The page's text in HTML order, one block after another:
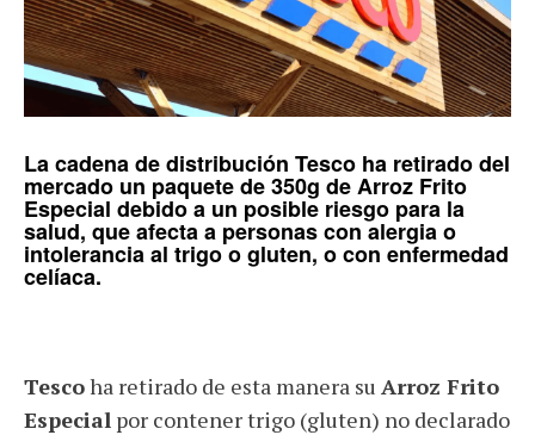
La cadena de distribución Tesco ha retirado del
mercado un paquete de 350g deArroz Frito
Especial debido a un posible riesgo para la
salud, que afecta a personas con alergia o
intolerancia al trigo o gluten, o con enfermedad
celíaca.
Tescoha retirado de esta manera su Arroz Frito
Especial por contener trigo (gluten) no declarado